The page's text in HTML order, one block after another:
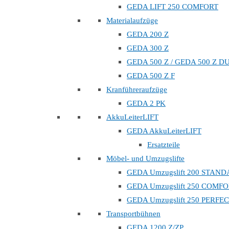
GEDA LIFT 250 COMFORT
Materialaufzüge
GEDA 200 Z
GEDA 300 Z
GEDA 500 Z / GEDA 500 Z
GEDA 500 Z F
Kranführeraufzüge
GEDA 2 PK
AkkuLeiterLIFT
GEDA AkkuLeiterLIFT
Ersatzteile
Möbel- und Umzugslifte
GEDA Umzugslift 200
GEDA Umzugslift 250
GEDA Umzugslift 250
Transportbühnen